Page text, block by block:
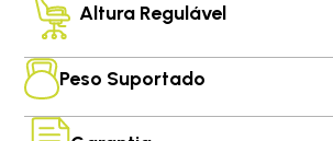
Altura Regulável
Peso Suportado